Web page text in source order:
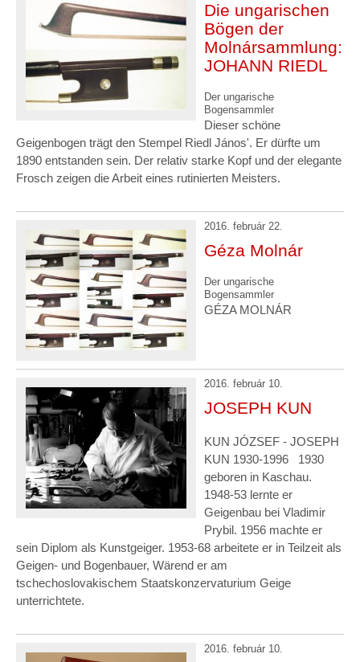
Die ungarischen
Bögen der
Molnársammlung:
JOHANN RIEDL
Der ungarische
Bogensammler
Dieser schöne
Geigenbogen trägt den Stempel Riedl János'. Er dürfte um
1890 entstanden sein. Der relativ starke Kopf und der elegante
Frosch zeigen die Arbeit eines rutinierten Meisters.
2016. február 22.
Géza Molnár
Der ungarische
Bogensammler
GÉZA MOLNÁR
2016. február 10.
JOSEPH KUN
KUN JÓZSEF - JOSEPH
KUN 1930-1996 1930
geboren in Kaschau.
1948-53 lernte er
Geigenbau bei Vladimir
Prybil. 1956 machte er
sein Diplom als Kunstgeiger. 1953-68 arbeitete er in Teilzeit als
Geigen- und Bogenbauer, Wärend er am
tschechoslovakischem Staatskonzervaturium Geige
unterrichtete.
2016. február 10.